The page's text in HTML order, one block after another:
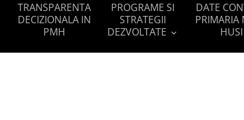
TRANSPARENTA
DECIZIONALA IN
PMH
PROGRAME SI
STRATEGII
DEZVOLTATE
DATE
PRIMARIA
HUSI